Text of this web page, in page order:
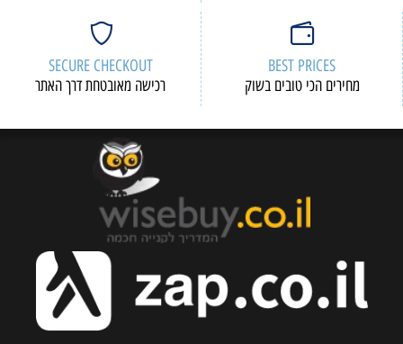
BEST PRICES
מחירים הכי טובים בשוק
SECURE CHECKOUT
רכישה מאובטחת דרך האתר